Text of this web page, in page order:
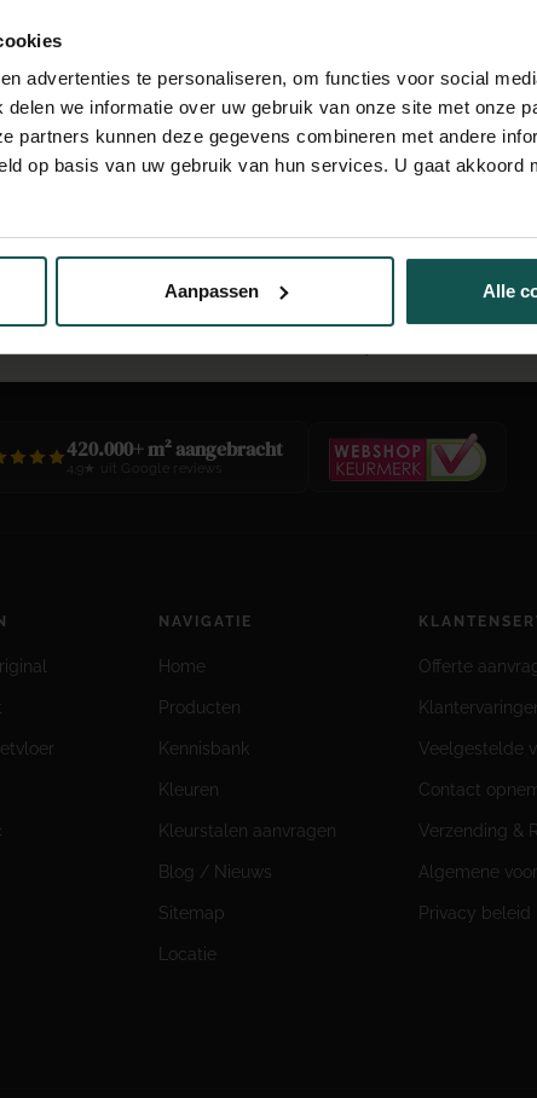
advertenties te personaliseren, om functies voor social
we informatie over uw gebruik van onze site met onze
partners kunnen deze gegevens combineren met andere
op basis van uw gebruik van hun services. U gaat akkoord
Aanpassen Alle
Original (Powder
Beton Ciré Original (Peach
Blossom Light 1016)
€31,00
1 2 3 4 →
420.000+ m² aangebracht
4,9★ uit Google reviews
NAVIGATIE
Home
Producten
Kennisbank
Kleuren
Kleurstalen aanvragen
Blog / Nieuws
Sitemap
Locatie
Offerte
Veelgestelde
Contact
Verzending &
Algemene
Privacy beleid